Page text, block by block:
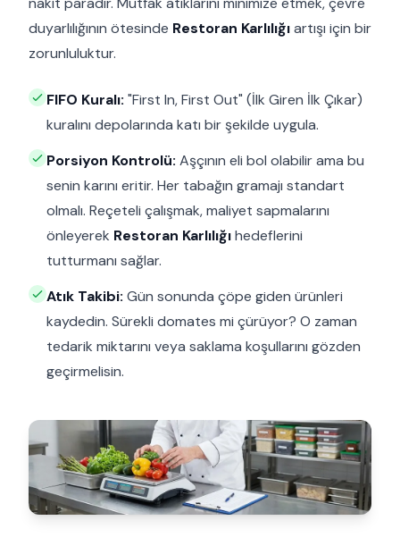
duyarlılığının ötesinde Restoran Karlılığıartışı için bir
zorunluluktur.
FIFO Kuralı: "First In, First Out" (İlk Giren İlk Çıkar)
kuralını depolarında katı bir şekilde uygula.
Porsiyon Kontrolü: Aşçının eli bol olabilir ama bu
senin karını eritir. Her tabağın gramajı standart
olmalı. Reçeteli çalışmak, maliyet sapmalarını
önleyerek Restoran Karlılığıhedeflerini
tutturmanı sağlar.
Atık Takibi: Gün sonunda çöpe giden ürünleri
kaydedin. Sürekli domates mi çürüyor? O zaman
tedarik miktarını veya saklama koşullarını gözden
geçirmelisin.